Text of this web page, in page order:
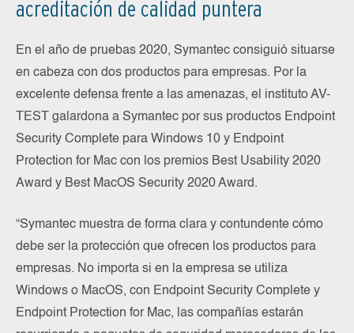
acreditación de calidad puntera
En el año de pruebas 2020, Symantec consiguió situarse
en cabeza con dos productos para empresas. Por la
excelente defensa frente a las amenazas, el instituto AV-
TEST galardona a Symantec por sus productos Endpoint
Security Complete para Windows 10 y Endpoint
Protection for Mac con los premios Best Usability 2020
Award y Best MacOS Security 2020 Award.
“Symantec muestra de forma clara y contundente cómo
debe ser la protección que ofrecen los productos para
empresas. No importa si en la empresa se utiliza
Windows o MacOS, con Endpoint Security Complete y
Endpoint Protection for Mac, las compañías estarán